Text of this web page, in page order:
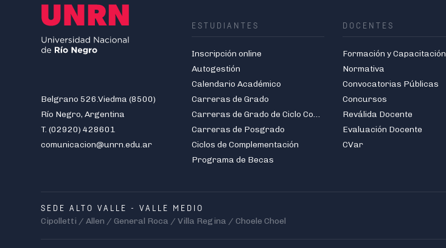
Belgrano 526.Viedma (8500)
Río Negro, Argentina
T. (02920) 428601
comunicacion@unrn.edu.ar
ESTUDIANTES
Inscripción online
Autogestión
Calendario Académico
Carreras de Grado
Carreras de Grado de Ciclo Corto
Carreras de Posgrado
Ciclos de Complementación
Programa de Becas
DOCENTES
Formación y Capacitación
Normativa
Convocatorias Públicas
Concursos
Reválida Docente
Evaluación Docente
CVar
SEDE ALTO VALLE - VALLE MEDIO
Cipolletti / Allen / General Roca / Villa Regina / Choele Choel